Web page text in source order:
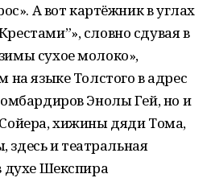
А вот картёжник в углах
словно сдувая в
сухое молоко»,
на языке Толстого в адрес
Энолы Гей, но и
хижины дяди Тома,
здесь и театральная
духе Шекспира